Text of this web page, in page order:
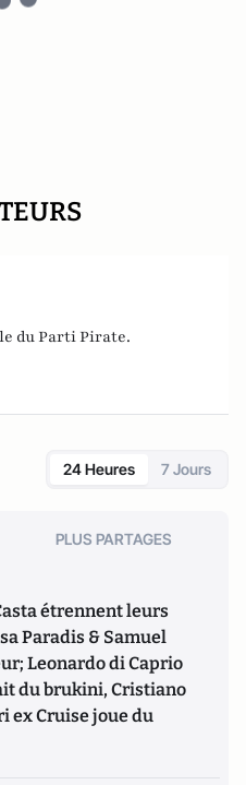
duParti Pirate.
24 Heures 7 Jours
PLUS PARTAGES
étrennent leurs
Paradis & Samuel
Leonardo di Caprio
du brukini, Cristiano
ex Cruise joue du